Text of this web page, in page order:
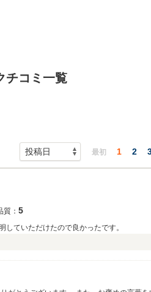
チコミ一覧
最初 1 2
質： 5
ていただけたので良かったです。